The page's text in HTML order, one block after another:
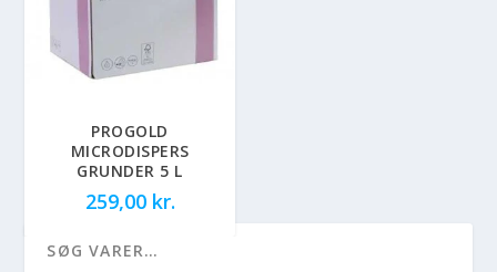
PROGOLD
MICRODISPERS
GRUNDER 5 L
259,00 kr.